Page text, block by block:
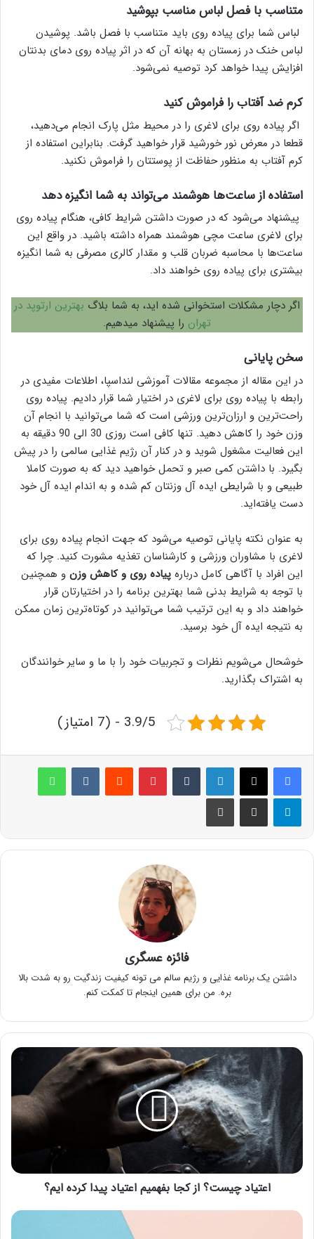
متناسب با فصل لباس مناسب بپوشید
لباس شما برای پیاده روی باید متناسب با فصل باشد. پوشیدن
لباس خنک در زمستان به بهانه آن که در اثر پیاده روی دمای بدنتان
افزایش پیدا خواهد کرد توصیه نمی‌شود.
کرم ضد آفتاب را فراموش کنید
اگر پیاده روی برای لاغری را در محیط مثل پارک انجام می‌دهید،
قطعا در معرض نور خورشید قرار خواهید گرفت. بنابراین استفاده از
کرم آفتاب به منظور حفاظت از پوستتان را فراموش نکنید.
استفاده از ساعت‌ها هوشمند می‌تواند به شما انگیزه دهد
پیشنهاد می‌شود که در صورت داشتن شرایط کافی، هنگام پیاده روی
برای لاغری ساعت مچی هوشمند همراه داشته باشید. در واقع این
ساعت‌ها با محاسبه ضربان قلب و مقدار کالری مصرفی به شما انگیزه
بیشتری برای پیاده روی خواهند داد.
اگر دچار مشکلات استخوانی شده اید، به شما بلاگ بهترین ارتوپد در
تهران را پیشنهاد میدهیم.
سخن پایانی
در این مقاله از مجموعه مقالات آموزشی لنداسپا، اطلاعات مفیدی در
رابطه با پیاده روی برای لاغری در اختیار شما قرار دادیم. پیاده روی
راحت‌ترین و ارزان‌ترین ورزشی است که شما می‌توانید با انجام آن
وزن خود را کاهش دهید. تنها کافی است روزی 30 الی 90 دقیقه به
این فعالیت مشغول شوید و در کنار آن رژیم غذایی سالمی را در پیش
بگیرد. با داشتن کمی صبر و تحمل خواهید دید که به صورت کاملا
طبیعی و با شرایطی ایده آل وزنتان کم شده و به اندام ایده آل خود
دست یافته‌اید.
به عنوان نکته پایانی توصیه می‌شود که جهت انجام پیاده روی برای
لاغری با مشاوران ورزشی و کارشناسان تغذیه مشورت کنید. چرا که
این افراد با آگاهی کامل درباره پیاده روی و کاهش وزن و همچنین
با توجه به شرایط بدنی شما بهترین برنامه را در اختیارتان قرار
خواهند داد و به این ترتیب شما می‌توانید در کوتاه‌ترین زمان ممکن
به نتیجه ایده آل خود برسید.
خوشحال می‌شویم نظرات و تجربیات خود را با ما و سایر خوانندگان
به اشتراک بگذارید.
3.9/5 - (7 امتیاز)
لینکدین ‫تامبلر پینترست‫رددیت ‫VKontakteواتس آپ
تلگرام اشتراک گذاری از طریق ایمیل چاپ
فائزه عسگری
داشتن یک برنامه غذایی و رژیم سالم می تونه کیفیت زندگیت رو به شدت بالا
بره. من برای همین اینجام تا کمکت کنم.
اعتیاد
چیست؟
اعتیاد
ایم؟
اعتیاد چیست؟ از کجا بفهمیم اعتیاد پیدا کرده ایم؟
چگونه